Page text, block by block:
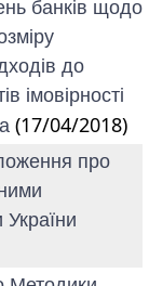
банків щодо
до
імовірності
(17/04/2018)
про